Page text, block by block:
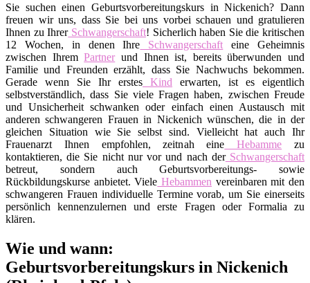
Sie suchen einen Geburtsvorbereitungskurs in Nickenich? Dann
freuen wir uns, dass Sie bei uns vorbei schauen und gratulieren
Ihnen zu IhrerSchwangerschaft! Sicherlich haben Sie die kritischen
12 Wochen, in denen Ihre Schwangerschaft eine Geheimnis
zwischen IhremPartnerund Ihnen ist, bereits überwunden und
Familie und Freunden erzählt, dass Sie Nachwuchs bekommen.
Gerade wenn Sie Ihr erstes Kind erwarten, ist es eigentlich
selbstverständlich, dass Sie viele Fragen haben, zwischen Freude
und Unsicherheit schwanken oder einfach einen Austausch mit
anderen schwangeren Frauen in Nickenich wünschen, die in der
gleichen Situation wie Sie selbst sind. Vielleicht hat auch Ihr
Frauenarzt Ihnen empfohlen, zeitnah eine Hebamme zu
kontaktieren, die Sie nicht nur vor und nach derSchwangerschaft
betreut, sondern auch Geburtsvorbereitungs- sowie
Rückbildungskurse anbietet. Viele Hebammen vereinbaren mit den
schwangeren Frauen individuelle Termine vorab, um Sie einerseits
persönlich kennenzulernen und erste Fragen oder Formalia zu
klären.
Wie und wann:
Geburtsvorbereitungskurs in Nickenich